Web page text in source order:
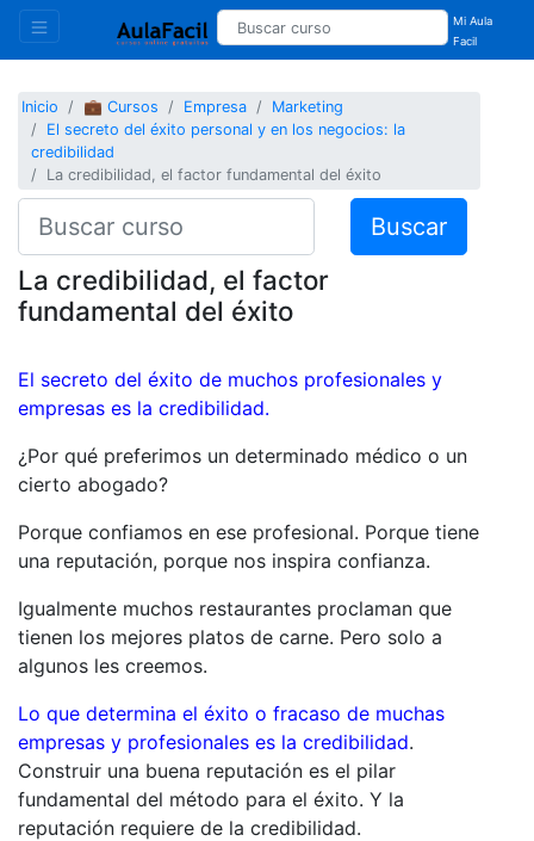
Mi Aula
Facil
Inicio 💼 Cursos Empresa
Marketing
El secreto del éxito personal y en los negocios: la
credibilidad
La credibilidad, el factor fundamental del éxito
Buscar
La credibilidad, el factor
fundamental del éxito
El secreto del éxito de muchos profesionales y
empresas es la credibilidad.
¿Por qué preferimos un determinado médico o un
cierto abogado?
Porque confiamos en ese profesional. Porque tiene
una reputación, porque nos inspira confianza.
Igualmente muchos restaurantes proclaman que
tienen los mejores platos de carne. Pero solo a
algunos les creemos.
Lo que determina el éxito o fracaso de muchas
empresas y profesionales es la credibilidad.
Construir una buena reputación es el pilar
fundamental del método para el éxito. Y la
reputación requiere de la credibilidad.